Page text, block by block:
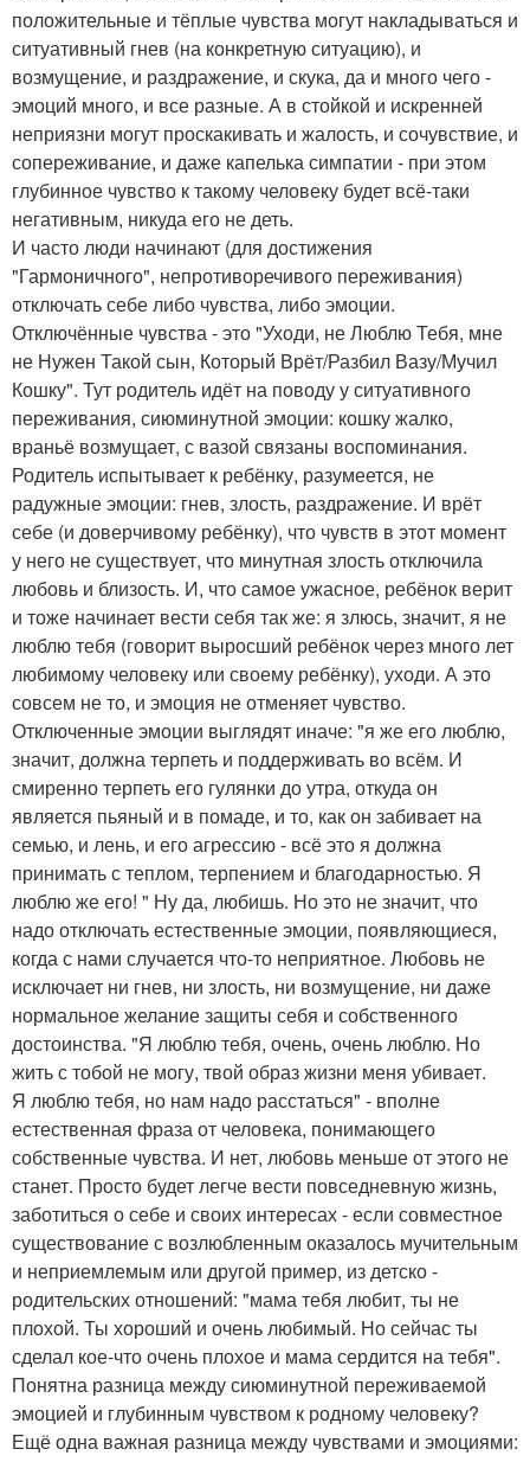
положительные и тёплые чувства могут накладываться и
ситуативный гнев (на конкретную ситуацию), и
возмущение, и раздражение, и скука, да и много чего -
эмоций много, и все разные. А в стойкой и искренней
неприязни могут проскакивать и жалость, и сочувствие, и
сопереживание, и даже капелька симпатии - при этом
глубинное чувство к такому человеку будет всё-таки
негативным, никуда его не деть.
И часто люди начинают (для достижения
"Гармоничного", непротиворечивого переживания)
отключать себе либо чувства, либо эмоции.
Отключённые чувства - это "Уходи, не Люблю Тебя, мне
не Нужен Такой сын, Который Врёт/Разбил Вазу/Мучил
Кошку". Тут родитель идёт на поводу у ситуативного
переживания, сиюминутной эмоции: кошку жалко,
враньё возмущает, с вазой связаны воспоминания.
Родитель испытывает к ребёнку, разумеется, не
радужные эмоции: гнев, злость, раздражение. И врёт
себе (и доверчивому ребёнку), что чувств в этот момент
у него не существует, что минутная злость отключила
любовь и близость. И, что самое ужасное, ребёнок верит
и тоже начинает вести себя так же: я злюсь, значит, я не
люблю тебя (говорит выросший ребёнок через много лет
любимому человеку или своему ребёнку), уходи. А это
совсем не то, и эмоция не отменяет чувство.
Отключенные эмоции выглядят иначе: "я же его люблю,
значит, должна терпеть и поддерживать во всём. И
смиренно терпеть его гулянки до утра, откуда он
является пьяный и в помаде, и то, как он забивает на
семью, и лень, и его агрессию - всё это я должна
принимать с теплом, терпением и благодарностью. Я
люблю же его! " Ну да, любишь. Но это не значит, что
надо отключать естественные эмоции, появляющиеся,
когда с нами случается что-то неприятное. Любовь не
исключает ни гнев, ни злость, ни возмущение, ни даже
нормальное желание защиты себя и собственного
достоинства. "Я люблю тебя, очень, очень люблю. Но
жить с тобой не могу, твой образ жизни меня убивает.
Я люблю тебя, но нам надо расстаться" - вполне
естественная фраза от человека, понимающего
собственные чувства. И нет, любовь меньше от этого не
станет. Просто будет легче вести повседневную жизнь,
заботиться о себе и своих интересах - если совместное
существование с возлюбленным оказалось мучительным
и неприемлемым или другой пример, из детско -
родительских отношений: "мама тебя любит, ты не
плохой. Ты хороший и очень любимый. Но сейчас ты
сделал кое-что очень плохое и мама сердится на тебя".
Понятна разница между сиюминутной переживаемой
эмоцией и глубинным чувством к родному человеку?
Ещё одна важная разница между чувствами и эмоциями: